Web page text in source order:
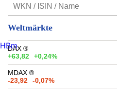
Weltmärkte
DAX ®
+63,82
+0,24%
MDAX ®
-23,92
-0,07%
HBm